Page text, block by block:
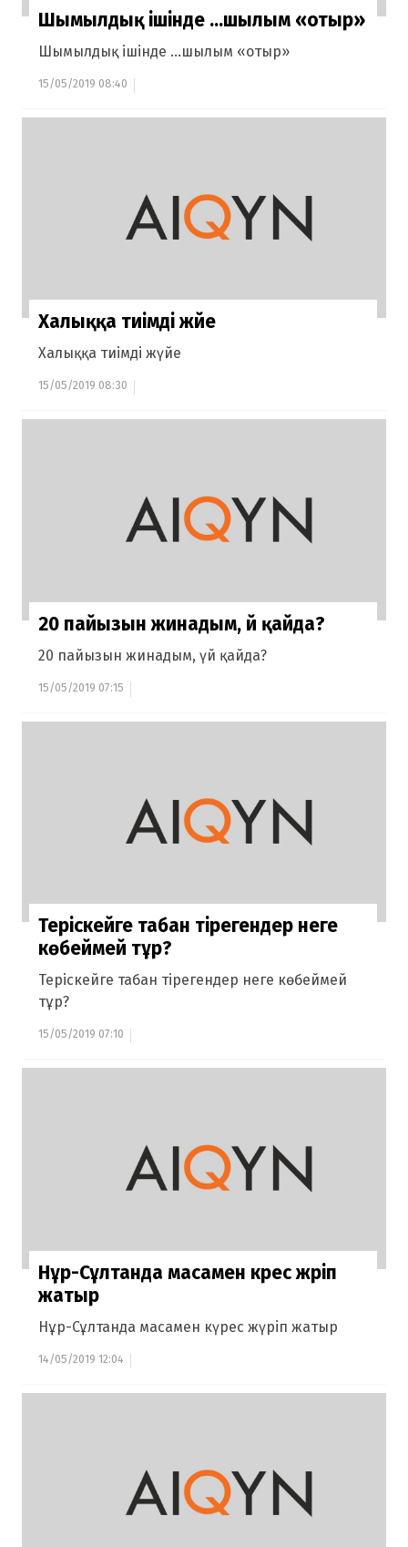
Шымылдық ішінде ...шылым «отыр»
Шымылдық ішінде ...шылым «отыр»
15/05/2019 08:40
Халыққа тиімді жүйе
Халыққа тиімді жүйе
15/05/2019 08:30
20 пайызын жинадым, үй қайда?
20 пайызын жинадым, үй қайда?
15/05/2019 07:15
Теріскейге табан тірегендер неге
көбеймей тұр?
Теріскейге табан тірегендер неге көбеймей
тұр?
15/05/2019 07:10
Нұр-Сұлтанда масамен күрес жүріп
жатыр
Нұр-Сұлтанда масамен күрес жүріп жатыр
14/05/2019 12:04